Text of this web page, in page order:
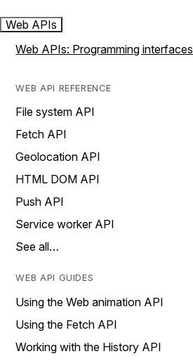
Web APIs
Web APIs: Programming interfaces
WEB API REFERENCE
File system API
Fetch API
Geolocation API
HTML DOM API
Push API
Service worker API
See all…
WEB API GUIDES
Using the Web animation API
Using the Fetch API
Working with the History API